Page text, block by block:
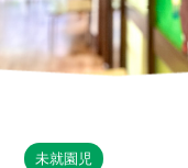
未就園児